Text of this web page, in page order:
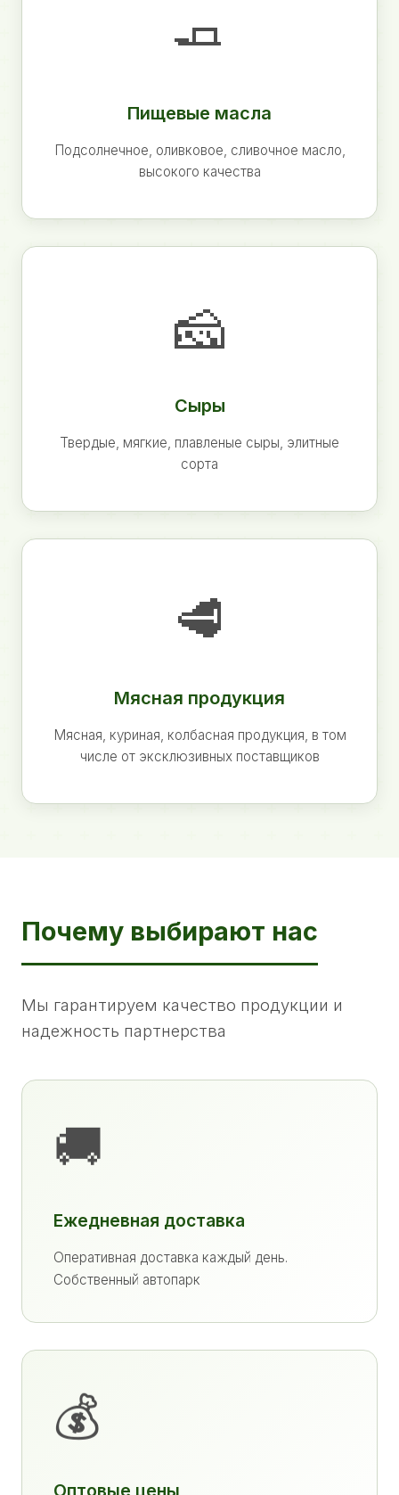
🧈
Пищевые масла
Подсолнечное, оливковое, сливочное масло,
высокого качества
🧀
Сыры
Твердые, мягкие, плавленые сыры, элитные
сорта
🥩
Мясная продукция
Мясная, куриная, колбасная продукция, в том
числе от эксклюзивных поставщиков
Почему выбирают нас
Мы гарантируем качество продукции и
надежность партнерства
🚚
Ежедневная доставка
Оперативная доставка каждый день.
Собственный автопарк
💰
Оптовые цены